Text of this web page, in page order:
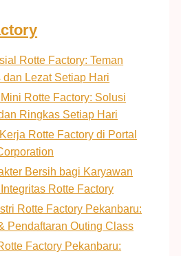
Rotte Factory: Teman
dan Lezat Setiap Hari
Rotte Factory: Solusi
Ringkas Setiap Hari
Rotte Factory di Portal
Bersih bagi Karyawan
Rotte Factory
Rotte Factory Pekanbaru:
Pendaftaran Outing Class
Factory Pekanbaru: